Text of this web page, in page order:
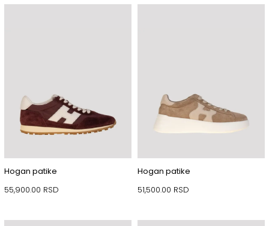
Hogan patike
55,900.00 RSD
Hogan patike
51,500.00 RSD